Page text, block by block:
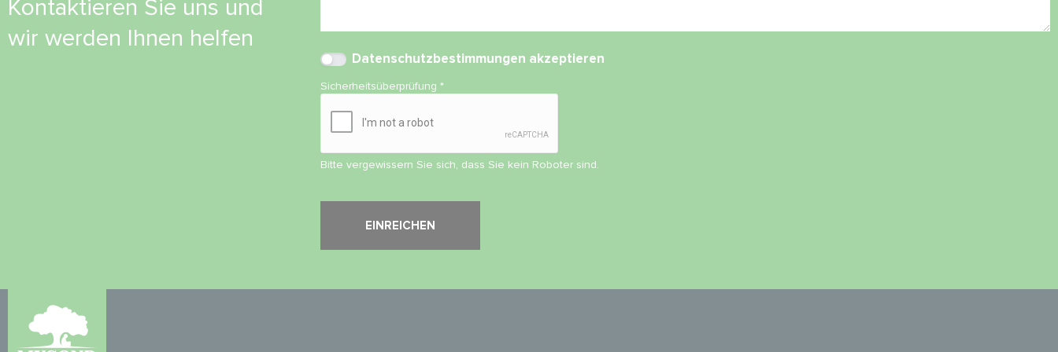
Kontaktieren Sie uns und
wir werden Ihnen helfen
Datenschutzbestimmungen akzeptieren
Sicherheitsüberprüfung*
Bitte vergewissern Sie sich, dass Sie kein Roboter sind.